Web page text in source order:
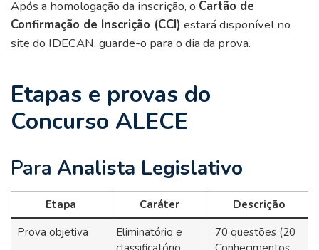
Após a homologação da inscrição, o Cartão de
Confirmação de Inscrição (CCI) estará disponível no
site do IDECAN, guarde-o para o dia da prova.
Etapas e provas do
Concurso ALECE
Para Analista Legislativo
Etapa Caráter
Descrição
Prova objetiva
Eliminatório e
70 questões (20